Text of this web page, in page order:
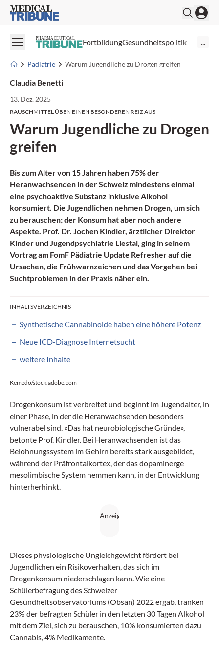
Medical Tribune
PHARMACEUTICAL FortbildungGesundheitspolitik ...
Pädiatrie Warum Jugendliche zu Drogen greifen
Claudia Benetti
13. Dez. 2025
RAUSCHMITTEL ÜBEN EINEN BESONDEREN REIZ AUS
Warum Jugendliche zu Drogen
greifen
Bis zum Alter von 15 Jahren haben 75% der
Heranwachsenden in der Schweiz mindestens einmal
eine psychoaktive Substanz inklusive Alkohol
konsumiert. Die Jugendlichen nehmen Drogen, um sich
zu berauschen; der Konsum hat aber noch andere
Aspekte. Prof. Dr. Jochen Kindler, ärztlicher Direktor
Kinder und Jugendpsychiatrie Liestal, ging in seinem
Vortrag am FomF Pädiatrie Update Refresher auf die
Ursachen, die Frühwarnzeichen und das Vorgehen bei
Suchtproblemen in der Praxis näher ein.
INHALTSVERZEICHNIS
Synthetische Cannabinoide haben eine höhere Potenz
Neue ICD-Diagnose Internetsucht
weitere Inhalte
Kemedo/stock.adobe.com
Drogenkonsum ist verbreitet und beginnt im Jugendalter, in
einer Phase, in der die Heranwachsenden besonders
vulnerabel sind. «Das hat neurobiologische Gründe»,
betonte Prof. Kindler. Bei Heranwachsenden ist das
Belohnungssystem im Gehirn bereits stark ausgebildet,
während der Präfrontalkortex, der das dopaminerge
mesolimbische System hemmen kann, in der Entwicklung
hinterherhinkt.
Dieses physiologische Ungleichgewicht fördert bei
Jugendlichen ein Risikoverhalten, das sich im
Drogenkonsum niederschlagen kann. Wie eine
Schülerbefragung des Schweizer
Gesundheitsobservatoriums (Obsan) 2022 ergab, tranken
23% der befragten Schüler in den letzten 30 Tagen Alkohol
mit dem Ziel, sich zu berauschen, 10% konsumierten dazu
Cannabis, 4% Medikamente.